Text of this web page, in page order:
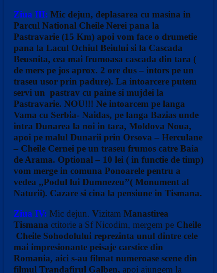
Ziua III: Mic dejun, deplasarea cu masina in
Parcul National Cheile Nerei pana la
Pastravarie (15 Km) apoi vom face o drumetie
pana la Lacul Ochiul Beiului si la Cascada
Beusnita, cea mai frumoasa cascada din tara (
de mers pe jos aprox. 2 ore dus – intors pe un
traseu usor prin padure). La intoarcere putem
servi un pastrav cu paine si mujdei la
Pastravarie. NOU!!! Ne intoarcem pe langa
Vama cu Serbia- Naidas, pe langa Bazias unde
intra Dunarea la noi in tara, Moldova Noua,
apoi pe malul Dunarii prin Orsova – Herculane
– Cheile Cernei pe un traseu frumos catre Baia
de Arama. Optional – 10 lei ( in functie de timp)
vom merge in comuna Ponoarele pentru a
vedea ,,Podul lui Dumnezeu’’( Monument al
Naturii). Cazare si cina la pensiune in Tismana.
Ziua IV: Mic dejun. Vizitam Manastirea
Tismana ctitorie a Sf Nicodim, mergem pe Cheile
Cheile Sohodolului reprezinta unul dintre cele
mai impresionante peisaje carstice din
Romania, aici s-au filmat numeroase scene din
filmul Trandafirul Galben, apoi ajungem la